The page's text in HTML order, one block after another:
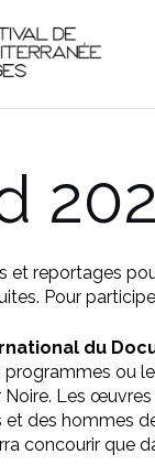
et reportages
Pour
du
programmes ou
Noire. Les
des hommes
concourir que